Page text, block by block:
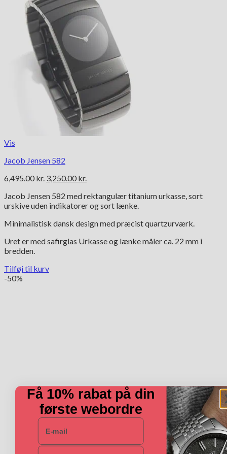
Vis
Jacob Jensen 582
6,495.00kr. Den
pris
var:
3,250.00 kr.
pris
er:
Jacob Jensen 582 med rektangulær titanium urkasse, sort
urskive uden indikatorer og sort lænke.
Minimalistisk dansk design med præcist quartzurværk.
Uret er med safirglas Urkasse og lænke måler ca. 22 mm i
bredden.
Tilføj til kurv
-50%
Få 10% rabat på din
første webordre
E-mail
Navn